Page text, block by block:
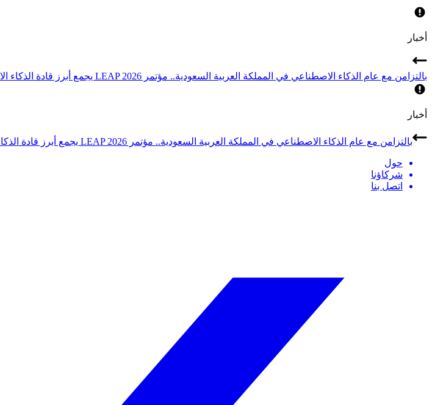
أخبار
بالتزامن مع عام الذكاء الاصطناعي في المملكة العربية السعودية.. مؤتمر LEAP 2026 يجمع أبرز قادة الذكاء الاصطناعي في العالم
أخبار
بالتزامن مع عام الذكاء الاصطناعي في المملكة العربية السعودية.. مؤتمر LEAP 2026 يجمع أبرز قادة الذكاء الاصطناعي في العالم
حول
شركاؤنا
اتصل بنا